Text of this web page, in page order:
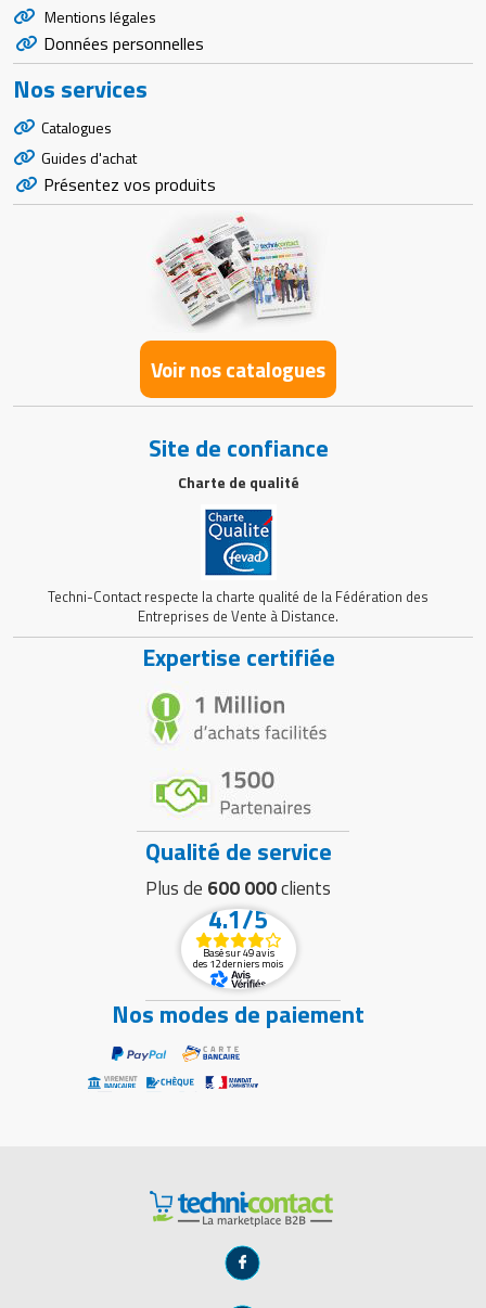
Mentions légales
Données personnelles
Nos services
Catalogues
Guides d'achat
Présentez vos produits
Voir nos catalogues
Site de confiance
Charte de qualité
Techni-Contact respecte la charte qualité de la Fédération des
Entreprises de Vente à Distance.
Expertise certifiée
Qualité de service
Plus de 600 000clients
4.1/5
Basé sur 49 avis
des 12 derniers mois
Nos modes de paiement